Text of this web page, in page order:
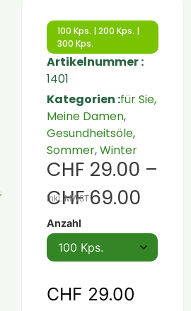
100 Kps. | 200 Kps. |
300 Kps.
Artikelnummer :
1401
Kategorien :für Sie,
Meine Damen,
Gesundheitsöle,
Sommer,Winter
CHF 29.00 –
CHF69.00
inkl. MWST
Anzahl
CHF 29.00